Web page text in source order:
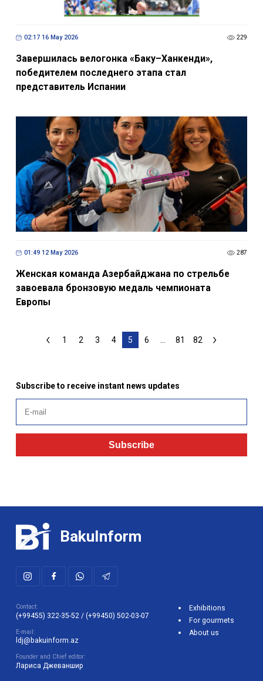
02:17 16 May 2026 229
Завершилась велогонка «Баку–Ханкенди»,
победителем последнего этапа стал
представитель Испании
01:49 12 May 2026 287
Женская команда Азербайджана по стрельбе
завоевала бронзовую медаль чемпионата
Европы
1 2 3 4 5 6 ... 81 82
Subscribe to receive instant news updates
Subscribe
BakuInform
Contact:
(+99455) 322-35-52 / (+99450) 502-03-07
E-mail:
ldj@bakuinform.az
Founder and Chief editor:
Лариса Джеваншир
Exhibitions
For gourmets
About us